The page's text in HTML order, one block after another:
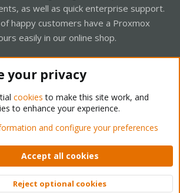
as well as quick enterprise support.
happy customers have a Proxmox
easily in our online shop.
Support Forum - Light Mode
rules Privacy policy Help Home
XenForo © 2010-2026 XenForo Ltd.
your privacy
cookies to make this site work, and
to enhance your experience.
and configure your preferences
Accept all cookies
Reject optional cookies